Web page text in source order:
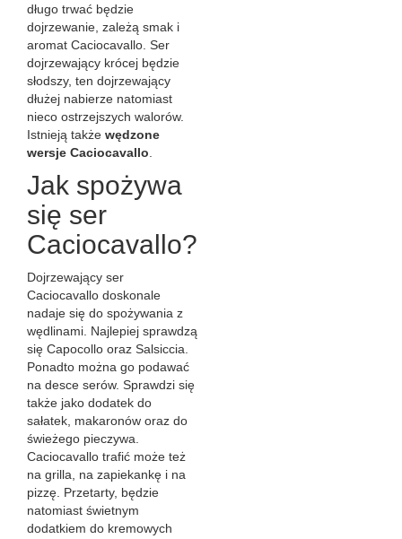
długo trwać będzie
dojrzewanie, zależą smak i
aromat Caciocavallo. Ser
dojrzewający krócej będzie
słodszy, ten dojrzewający
dłużej nabierze natomiast
nieco ostrzejszych walorów.
Istnieją także wędzone
wersje Caciocavallo
Jak spożywa
się ser
Caciocavallo?
Dojrzewający ser
Caciocavallo doskonale
nadaje się do spożywania z
wędlinami. Najlepiej sprawdzą
się Capocollo oraz Salsiccia.
Ponadto można go podawać
na desce serów. Sprawdzi się
także jako dodatek do
sałatek, makaronów oraz do
świeżego pieczywa.
Caciocavallo trafić może też
na grilla, na zapiekankę i na
pizzę. Przetarty, będzie
natomiast świetnym
dodatkiem do kremowych